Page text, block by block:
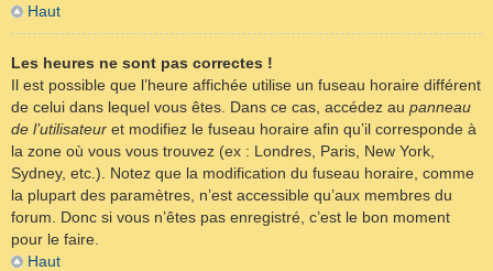
Haut
Les heures ne sont pas correctes !
Il est possible que l’heure affichée utilise un fuseau horaire différent
de celui dans lequel vous êtes. Dans ce cas, accédez au panneau
de l’utilisateur et modifiez le fuseau horaire afin qu’il corresponde à
la zone où vous vous trouvez (ex : Londres, Paris, New York,
Sydney, etc.). Notez que la modification du fuseau horaire, comme
la plupart des paramètres, n’est accessible qu’aux membres du
forum. Donc si vous n’êtes pas enregistré, c’est le bon moment
pour le faire.
Haut